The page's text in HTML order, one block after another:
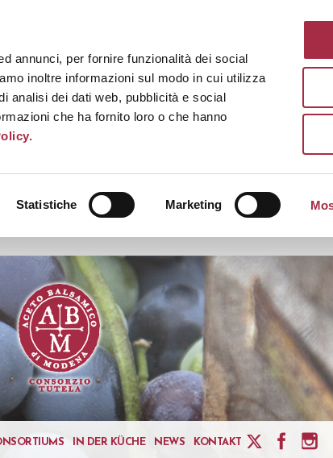
annunci, per fornire funzionalità dei social
inoltre informazioni sul modo in cui utilizza
analisi dei dati web, pubblicità e social
che ha fornito loro o che hanno
Statistiche Marketing
IN DER KÜCHE NEWS KONTAKT